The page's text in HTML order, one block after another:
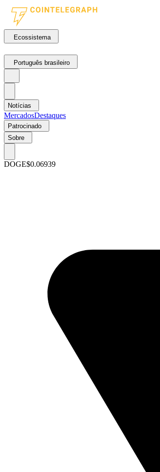
Ecossistema
Português brasileiro
Notícias
MercadosDestaques
Patrocinado
Sobre
DOGE$0.06939